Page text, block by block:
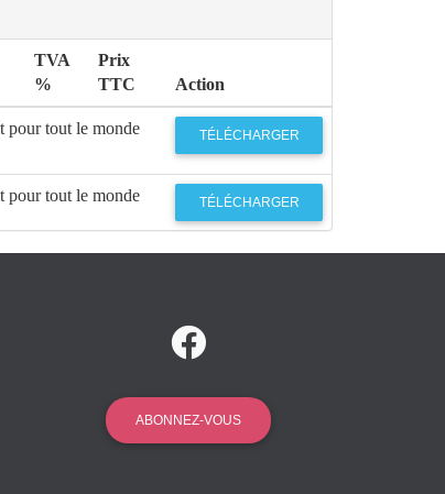
TVA
%
Prix
TTC
Action
pour tout le monde TÉLÉCHARGER
pour tout le monde TÉLÉCHARGER
ABONNEZ-VOUS